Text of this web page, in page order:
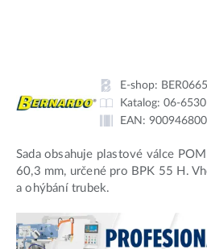
E-shop:
Katalog: 06-6530
EAN:
Sada obsahuje plastové válce
60,3 mm, určené pro BPK 55 H.
a ohýbání trubek.